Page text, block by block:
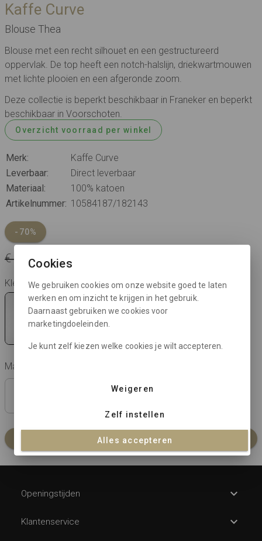
Kaffe Curve
Blouse Thea
Blouse met een recht silhouet en een gestructureerd
oppervlak. De top heeft een notch-halslijn, driekwartmouwen
met lichte plooien en een afgeronde zoom.
Deze collectie is beperkt beschikbaar in Franeker en beperkt
beschikbaar in Voorschoten.
Overzicht voorraad per winkel
Merk:
Kaffe Curve
Leverbaar:
Direct leverbaar
Materiaal:
100% katoen
Artikelnummer: 10584187/182143
-70%
€ 44,95 € 13,48
Kleur: beetroot purple
Maat:
In winkelmandje
Openingstijden
Klantenservice
Cookies
We gebruiken cookies om onze website goed te laten
werken en om inzicht te krijgen in het gebruik.
Daarnaast gebruiken we cookies voor
marketingdoeleinden.
Je kunt zelf kiezen welke cookies je wilt accepteren.
Weigeren
Zelf instellen
Alles accepteren